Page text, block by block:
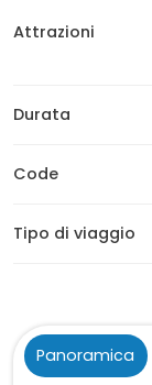
Attrazioni
Durata
Code
Tipo di viaggio
Panoramica